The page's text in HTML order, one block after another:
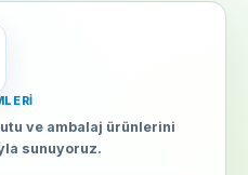
ve ambalaj ürünlerini
sunuyoruz.